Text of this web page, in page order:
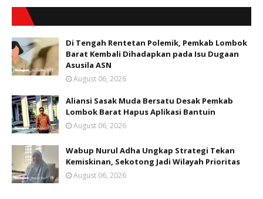
Di Tengah Rentetan Polemik, Pemkab Lombok
Barat Kembali Dihadapkan pada Isu Dugaan
Asusila ASN
August 06, 2026
Aliansi Sasak Muda Bersatu Desak Pemkab
Lombok Barat Hapus Aplikasi Bantuin
August 06, 2026
Wabup Nurul Adha Ungkap Strategi Tekan
Kemiskinan, Sekotong Jadi Wilayah Prioritas
August 06, 2026